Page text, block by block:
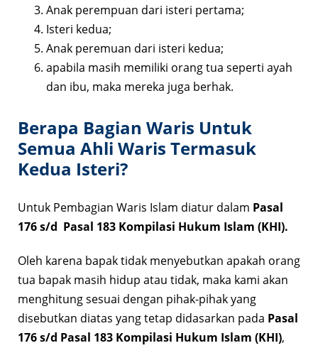
Anak perempuan dari isteri pertama;
Isteri kedua;
Anak peremuan dari isteri kedua;
apabila masih memiliki orang tua seperti ayah
dan ibu, maka mereka juga berhak.
Berapa Bagian Waris Untuk
Semua Ahli Waris Termasuk
Kedua Isteri?
Untuk Pembagian Waris Islam diatur dalam Pasal
176 s/d Pasal 183 Kompilasi Hukum Islam (KHI).
Oleh karena bapak tidak menyebutkan apakah orang
tua bapak masih hidup atau tidak, maka kami akan
menghitung sesuai dengan pihak-pihak yang
disebutkan diatas yang tetap didasarkan pada Pasal
176 s/d Pasal 183 Kompilasi Hukum Islam (KHI),